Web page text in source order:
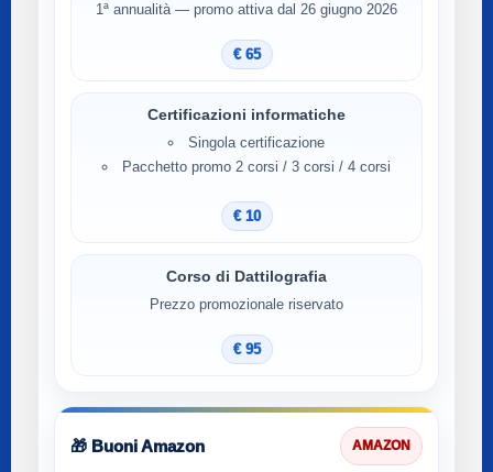
1ª annualità — promo attiva dal 26 giugno 2026
€ 65
Certificazioni informatiche
Singola certificazione
Pacchetto promo 2 corsi / 3 corsi / 4 corsi
€ 10
Corso di Dattilografia
Prezzo promozionale riservato
€ 95
🎁 Buoni Amazon AMAZON